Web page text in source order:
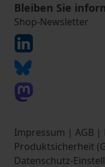
Bleiben Sie
Shop-Newsletter
Impressum | AGB |
Produktsicherheit
Datenschutz-